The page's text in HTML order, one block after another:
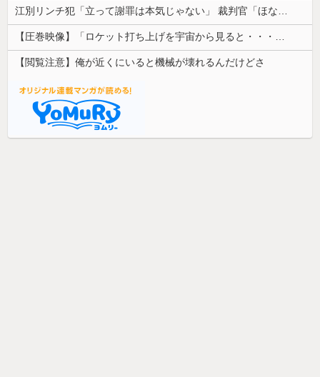
江別リンチ犯「立って謝罪は本気じゃない」 裁判官「ほな裁判で土下座してないキミは本気じゃないな」
【圧巻映像】「ロケット打ち上げを宇宙から見ると・・・」の動画が衝撃的
【閲覧注意】俺が近くにいると機械が壊れるんだけどさ